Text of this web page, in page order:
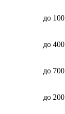
до 100
до 400
до 700
до 200